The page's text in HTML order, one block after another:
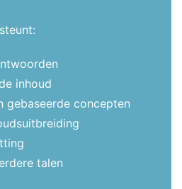
inhoud
gebaseerde concepten
talen